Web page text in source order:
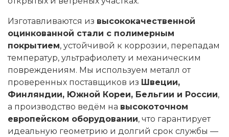
Изготавливаются из высококачественной
оцинкованной стали с полимерным
покрытием, устойчивой к коррозии, перепадам
температур, ультрафиолету и механическим
повреждениям. Мы используем металл от
проверенных поставщиков из Швеции,
Финляндии, Южной Кореи, Бельгии и России,
а производство ведём на высокоточном
европейском оборудовании, что гарантирует
идеальную геометрию и долгий срок службы —